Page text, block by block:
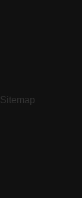
Sitemap